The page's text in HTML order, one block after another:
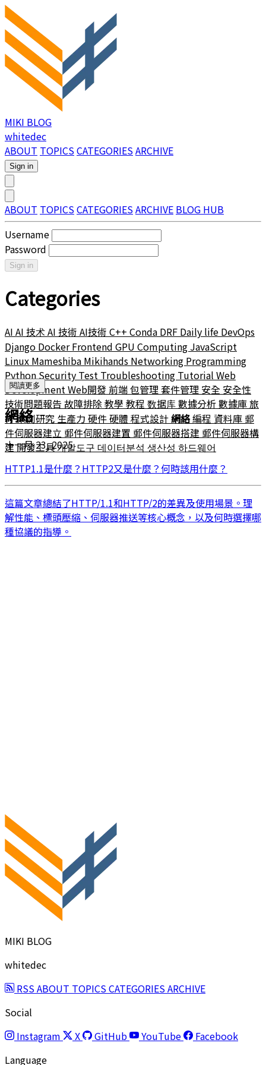
MIKI BLOG
whitedec
ABOUT TOPICSCATEGORIESARCHIVE
Sign in
ABOUT TOPICSCATEGORIESARCHIVE BLOG HUB
Username
Password
Sign in
Categories
AI AI 技术AI 技術 AI技術 C++ Conda DRF Daily life DevOps
Django DockerFrontend GPU Computing JavaScript
Linux Mameshiba Mikihands Networking Programming
PythonSecurity Test Troubleshooting Tutorial Web
DevelopmentWeb開發前端包管理套件管理 安全 安全性
技術問題報告 故障排除教學 教程 数据库數據分析數據庫旅
行案例研究 生產力 硬件硬體 程式設計網絡編程 資料庫 郵
件伺服器建立 郵件伺服器建置 郵件伺服器搭建 郵件伺服器構
建開發工具개발도구 데이터분석 생산성 하드웨어
閱讀更多
網絡
十一月 23, 2025
HTTP1.1是什麼？HTTP2又是什麼？何時該用什麼？
這篇文章總結了HTTP/1.1和HTTP/2的差異及使用場景。理
解性能、標頭壓縮、伺服器推送等核心概念，以及何時選擇哪
種協議的指導。
MIKI BLOG
whitedec
RSSABOUT TOPICSCATEGORIESARCHIVE
Social
Instagram
X GitHub YouTube
Facebook
Language